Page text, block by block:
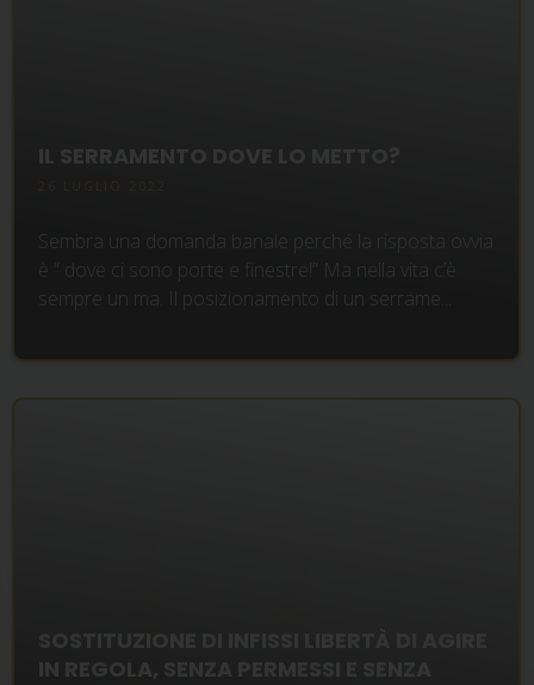
IL SERRAMENTO DOVE LO METTO?
Sembra una domanda banale perché la risposta ovvia
è “ dove ci sono porte e finestre!” Ma nella vita c’è
sempre un ma. Il posizionamento di un serrame...
IN REGOLA, SENZA PERMESSI E SENZA